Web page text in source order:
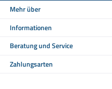
Mehr über
Informationen
Beratung und Service
Zahlungsarten